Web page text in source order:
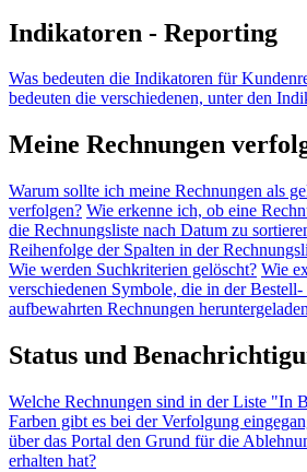
Indikatoren - Reporting
Was bedeuten die Indikatoren für
bedeuten die verschiedenen, unter den
Meine Rechnungen
Warum sollte ich meine Rechnungen als
verfolgen? Wie erkenne ich, ob eine
die Rechnungsliste nach Datum zu
Reihenfolge der Spalten in der
Wie werden Suchkriterien gelöscht? Wie
verschiedenen Symbole, die in der
aufbewahrten Rechnungen
Status und
Welche Rechnungen sind in der Liste "In
Farben gibt es bei der Verfolgung
über das Portal den Grund für die
erhalten hat?